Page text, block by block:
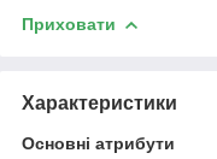
Приховати
Характеристики
Основні атрибути